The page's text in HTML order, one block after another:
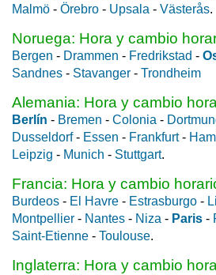
Malmö - Örebro - Upsala - Västerås.
Noruega: Hora y cambio
Bergen - Drammen - Fredrikstad -
Sandnes - Stavanger - Trondheim
Alemania: Hora y cambio
Berlín - Bremen - Colonia -
Dusseldorf- Essen - Frankfurt-
Leipzig - Munich - Stuttgart.
Francia: Hora y cambio
Burdeos - El Havre - Estrasburgo -
Montpellier - Nantes - Niza - Paris -
Saint-Etienne - Toulouse.
Inglaterra: Hora y cambio